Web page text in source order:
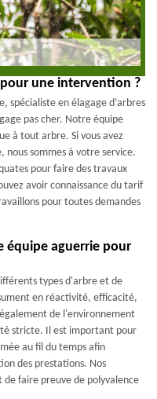
pour une intervention ?
spécialiste en élagage d’arbres
pas cher. Notre équipe
à tout arbre. Si vous avez
nous sommes à votre service.
pour faire des travaux
avoir connaissance du tarif
pour toutes demandes
équipe aguerrie pour
types d'arbre et de
en réactivité, efficacité,
de l'environnement
stricte. Il est important pour
au fil du temps afin
des prestations. Nos
faire preuve de polyvalence